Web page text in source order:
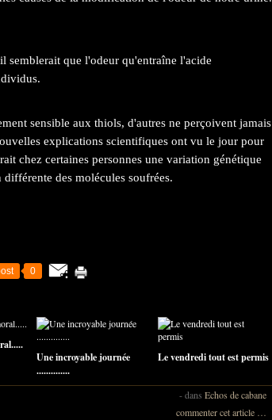
semblerait que l'odeur qu'entraîne l'acide
sensible aux thiols, d'autres ne perçoivent jamais
explications scientifiques ont vu le jour pour
chez certaines personnes une variation génétique
des molécules soufrées.
0
Une incroyable journée
..............
Le vendredi tout est permis
-dans Echos de cabane
commenter cet article